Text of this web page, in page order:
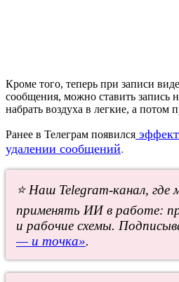
Кроме того, теперь при записи
сообщения, можно ставить запись
набрать воздуха в легкие, а потом
Ранее в Телеграм появился
удалении сообщений.
⭐ Наш Telegram-канал,
применять ИИ в работе:
и рабочие схемы.
— и точка».